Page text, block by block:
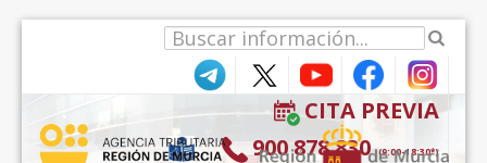
CITA PREVIA
900 878 830 (9:00-18:30*)